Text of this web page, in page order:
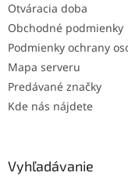
Otváracia doba
Obchodné podmienky
Podmienky ochrany
Mapa serveru
Predávané značky
Kde nás nájdete
Vyhľadávanie